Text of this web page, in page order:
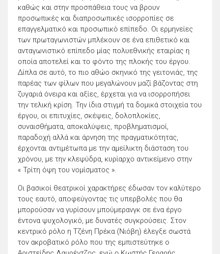
καθώς και στην προσπάθεια τους να βρουν
προσωπικές και διαπροσωπικές ισορροπίες σε
επαγγελματικό και προσωπικό επίπεδο. Οι ερμηνείες
των πρωταγωνιστών μπλέκουν σε ένα επιθετικό και
ανταγωνιστικό επίπεδο μίας πολυεθνικής εταιρίας η
οποία αποτελεί και το φόντο της πλοκής του έργου.
Δίπλα σε αυτό, το πιο αθώο σκηνικό της γειτονιάς, της
παρέας των φίλων που μεγαλώνουν μαζί βάζοντας στη
ζυγαριά όνειρα και αξίες, έρχεται για να ισορροπήσει
την τελική κρίση. Την ίδια στιγμή τα δομικά στοιχεία του
έργου, οι επιτυχίες, σκέψεις, δολοπλοκίες,
συναισθήματα, αποκαλύψεις, προβληματισμοί,
παραδοχή αλλά και άρνηση της πραγματικότητας,
έρχονται αντιμέτωπα με την αμείλικτη διάσταση του
χρόνου, με την κλεψύδρα, κυρίαρχο αντικείμενο στην
« Τρίτη όψη του νομίσματος ».
Οι βασικοί θεατρικοί χαρακτήρες έδωσαν τον καλύτερο
τους εαυτό, αποφεύγοντας τις υπερβολές που θα
μπορούσαν να γυρίσουν μπούμερανγκ σε ένα έργο
έντονα ψυχολογικό, με δυνατές συγκρούσεις. Στον
κεντρικό ρόλο η Τζένη Πρέκα (Νιόβη) έλεγξε σωστά
τον ακροβατικό ρόλο που της εμπιστεύτηκε ο